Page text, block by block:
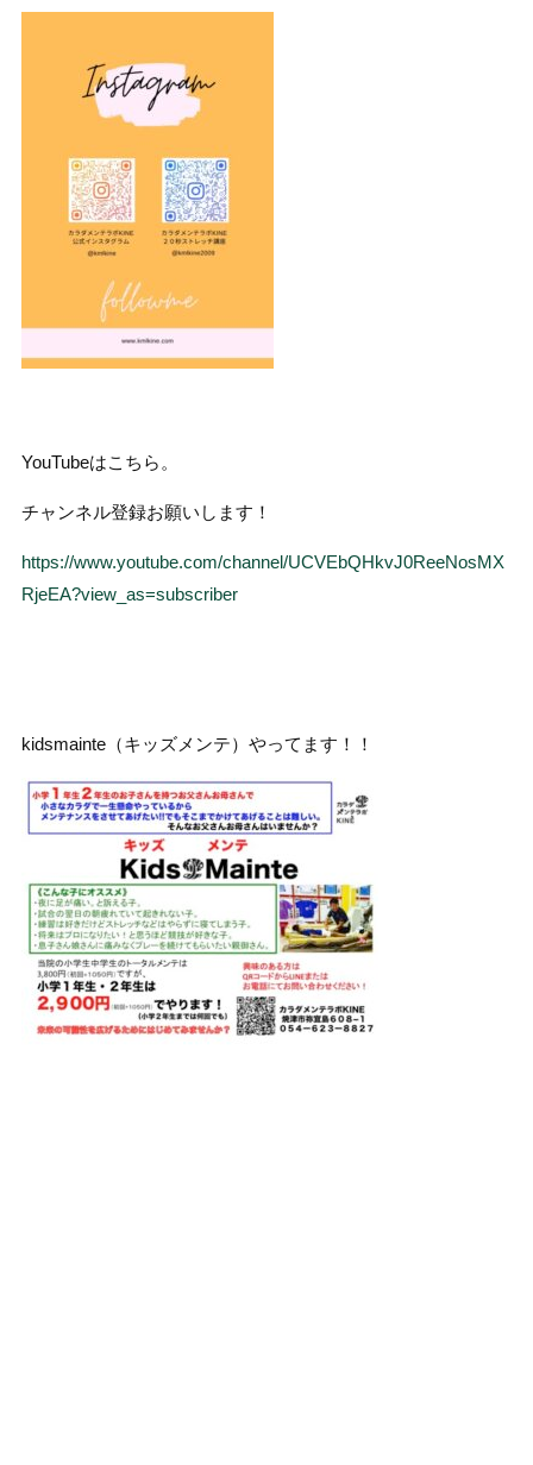
YouTubeはこちら。
チャンネル登録お願いします！
https://www.youtube.com/channel/UCVEbQHkvJ0ReeNosMX
RjeEA?view_as=subscriber
kidsmainte（キッズメンテ）やってます！！